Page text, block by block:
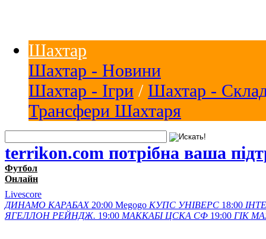
Шахтар
Шахтар - Новини
Шахтар - Ігри / Шахтар -
Трансфери Шахтаря
terrikon.com потрібна ваша
Футбол
Онлайн
Livescore
ДИНАМО КАРАБАХ 20:00 Megogo КУПС УНІВЕРС 18:00
ЯГЕЛЛОН РЕЙНДЖ. 19:00 МАККАБІ ЦСКА СФ 19:00 ГІК